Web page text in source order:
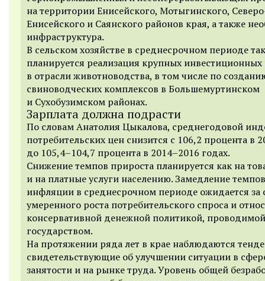
на территории Енисейского, Мотыгинского,
Енисейского и Саянского районов края, а также
инфраструктура.
В сельском хозяйстве в среднесрочном периоде
планируется реализация крупных инвестиционных
в отрасли животноводства, в том числе по
свиноводческих комплексов в Большемуртинском
и Сухобузимском районах.
Зарплата должна подрасти
По словам Анатолия Цыкалова, среднегодовой
потребительских цен снизится с 106,2 процента в
до 105,4–104,7 процента в 2014–2016 годах.
Снижение темпов прироста планируется как на
и на платные услуги населению. Замедление темпов
инфляции в среднесрочном периоде ожидается за
умеренного роста потребительского спроса и
консервативной денежной политикой, проводимой
государством.
На протяжении ряда лет в крае наблюдаются
свидетельствующие об улучшении ситуации в
занятости и на рынке труда. Уровень общей